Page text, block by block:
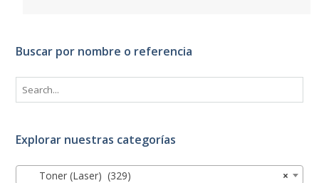
Buscar por nombre o referencia
Explorar nuestras categorías
×
Toner (Laser) (329)